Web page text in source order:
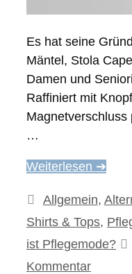
Es hat seine
Mäntel, Stola
Damen und
Raffiniert mit
…
Weiterlesen ➔
Kategorien
Allgemein,
Shirts & Tops,
ist Pflegemode?
Kommentar